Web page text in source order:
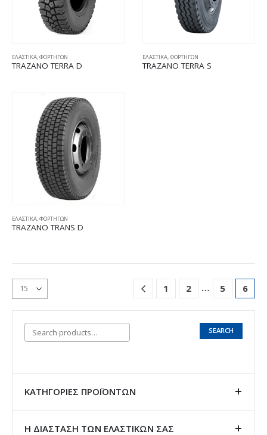
ΕΛΑΣΤΙΚΑ,ΦΟΡΤΗΓΩΝ
TRAZANO TERRA D
ΕΛΑΣΤΙΚΑ,ΦΟΡΤΗΓΩΝ
TRAZANO TERRA S
ΕΛΑΣΤΙΚΑ,ΦΟΡΤΗΓΩΝ
TRAZANO TRANS D
1 2 … 5 6
SEARCH
ΚΑΤΗΓΟΡΊΕΣ ΠΡΟΪΌΝΤΩΝ
Η ΔΙΑΣΤΑΣΗ ΤΩΝ ΕΛΑΣΤΙΚΩΝ ΣΑΣ